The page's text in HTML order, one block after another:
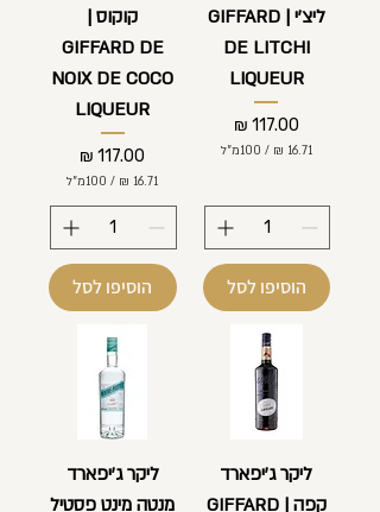
ליצ'י | GIFFARD
DE LITCHI
LIQUEUR
מחיר
‏16.71 ‏₪
/ 100מ"ל
6
.
₪
-
1
0
0
מ
י
י
י
הוסיפו לסל
קוקוס |
GIFFARD DE
NOIX DE COCO
LIQUEUR
מחיר
/ 100מ"ל
.
1
₪
ל
1
0
0
י
ל
י
הוסיפו לסל
ליקר ג'יפארד
קפה | GIFFARD
ליקר ג'יפארד
מנטה מינט פסטיל